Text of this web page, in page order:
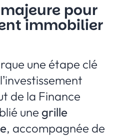
pour
immobilier
une étape clé
de la Finance
une grille
, accompagnée de